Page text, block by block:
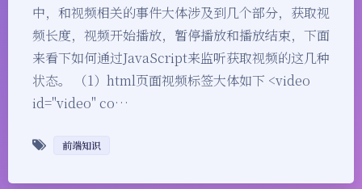
中，和视频相关的事件大体涉及到几个部分，获取视
频长度，视频开始播放，暂停播放和播放结束，下面
来看下如何通过JavaScript来监听获取视频的这几种
状态。 （1）html页面视频标签大体如下 <video
id="video" co…
前端知识